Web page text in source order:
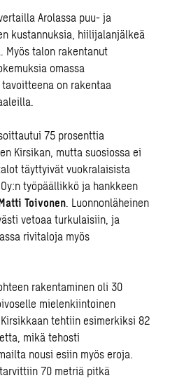
Arolassa puu- ja
kustannuksia, hiilijalanjälkeä
Myös talon rakentanut
omassa
on rakentaa
75 prosenttia
Kirsikan, mutta suosiossa ei
täyttyivät vuokralaisista
työpäällikkö ja hankkeen
Toivonen. Luonnonläheinen
vetoaa turkulaisiin, ja
rivitaloja myös
rakentaminen oli 30
mielenkiintoinen
tehtiin esimerkiksi 82
mikä tehosti
nousi esiin myös eroja.
70 metriä pitkä